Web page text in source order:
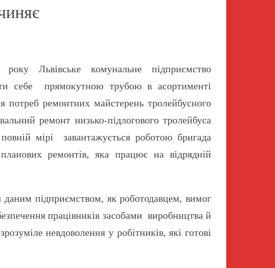
Львівське комунальне підприємство
себе прямокутною трубою в асортименті
ремонтних майстерень тролейбусного
ремонт низько-підлогового тролейбуса
мірі завантажується роботою бригада
планових ремонтів, яка працює на відрядній
підприємством, як роботодавцем, вимог
працівників засобами виробництва й
невдоволення у робітників, які готові